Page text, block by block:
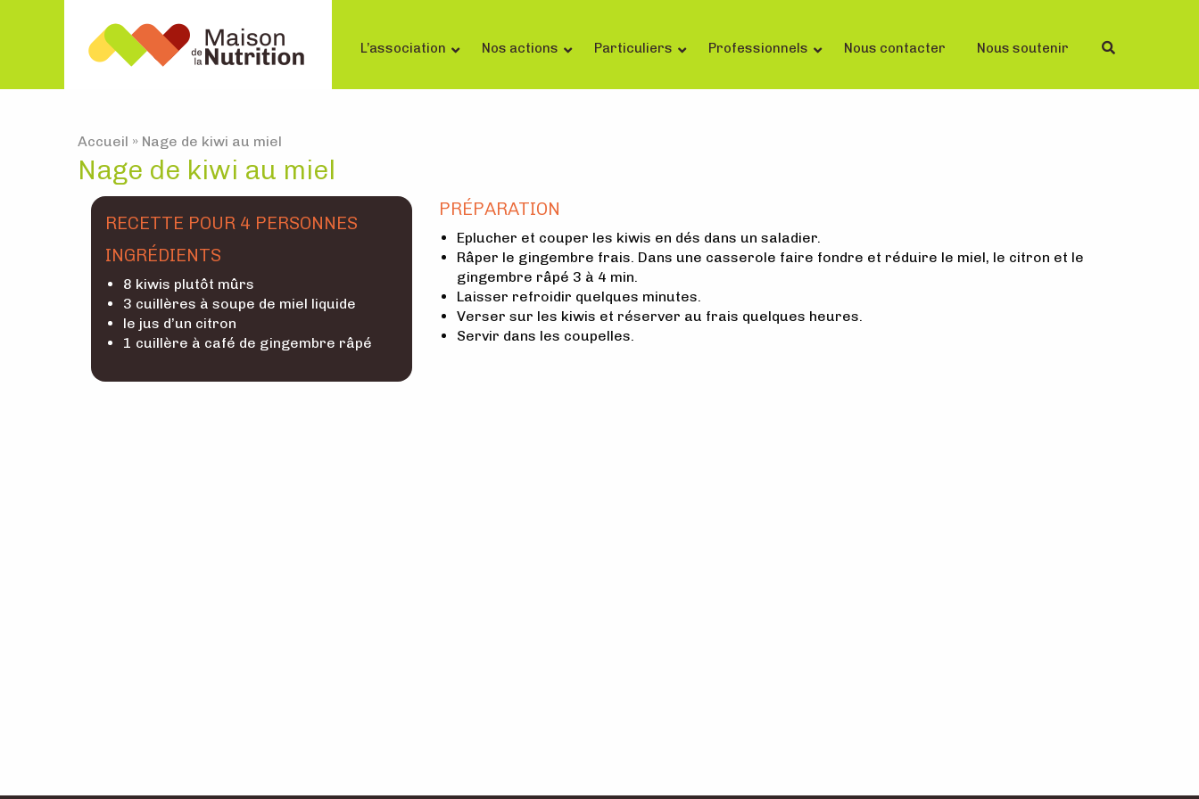
L’association Nos actions Particuliers Professionnels Nous contacter Nous soutenir
Accueil » Nage de kiwi au miel
Nage de kiwi au miel
RECETTE POUR 4 PERSONNES
INGRÉDIENTS
8 kiwis plutôt mûrs
3 cuillères à soupe de miel liquide
le jus d’un citron
1 cuillère à café de gingembre râpé
PRÉPARATION
Eplucher et couper les kiwis en dés dans un saladier.
Râper le gingembre frais. Dans une casserole faire fondre et réduire le miel, le citron et le
gingembre râpé 3 à 4 min.
Laisser refroidir quelques minutes.
Verser sur les kiwis et réserver au frais quelques heures.
Servir dans les coupelles.